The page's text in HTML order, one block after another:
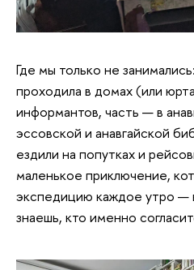
Где мы только не
проходила в домах (или
информантов, часть — в
эссовской и анавгайской
ездили на попутках и
маленькое приключение,
экспедицию каждое утро —
знаешь, кто именно